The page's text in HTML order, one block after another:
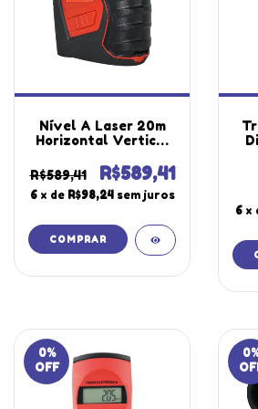
Nível A Laser 20m
Horizontal Vertical
Amortecimento NL-
20 Portátil
Instrutherm
R$589,41 R$589,41
6 x de R$98,24 sem juros
6 x
0%
OFF
0